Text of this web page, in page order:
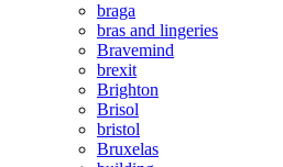
braga
bras and lingeries
Bravemind
brexit
Brighton
Brisol
bristol
Bruxelas